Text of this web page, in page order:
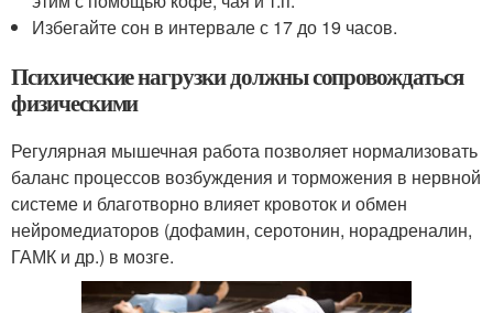
Избегайте сон в интервале с 17 до 19 часов.
Психические нагрузки должны сопровождаться
физическими
Регулярная мышечная работа позволяет нормализовать
баланс процессов возбуждения и торможения в нервной
системе и благотворно влияет кровоток и обмен
нейромедиаторов (дофамин, серотонин, норадреналин,
ГАМК и др.) в мозге.